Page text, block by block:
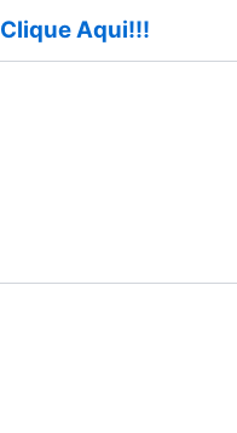
Clique Aqui!!!